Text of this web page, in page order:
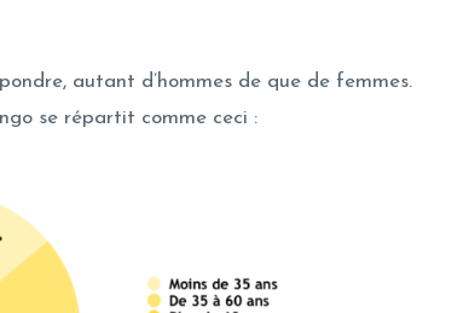
autant d’hommes de que de femmes.
se répartit comme ceci :